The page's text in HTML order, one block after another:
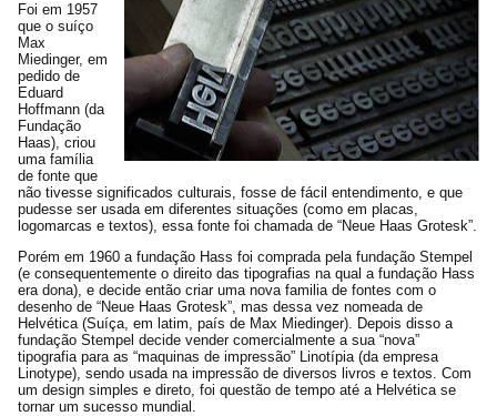
Foi em 1957
que o suíço
Max
Miedinger, em
pedido de
Eduard
Hoffmann (da
Fundação
Haas), criou
uma família
de fonte que
não tivesse significados culturais, fosse de fácil entendimento, e que
pudesse ser usada em diferentes situações (como em placas,
logomarcas e textos), essa fonte foi chamada de “Neue Haas Grotesk”.
Porém em 1960 a fundação Hass foi comprada pela fundação Stempel
(e consequentemente o direito das tipografias na qual a fundação Hass
era dona), e decide então criar uma nova familia de fontes com o
desenho de “Neue Haas Grotesk”, mas dessa vez nomeada de
Helvética (Suíça, em latim, país de Max Miedinger). Depois disso a
fundação Stempel decide vender comercialmente a sua “nova”
tipografia para as “maquinas de impressão” Linotípia (da empresa
Linotype), sendo usada na impressão de diversos livros e textos. Com
um design simples e direto, foi questão de tempo até a Helvética se
tornar um sucesso mundial.